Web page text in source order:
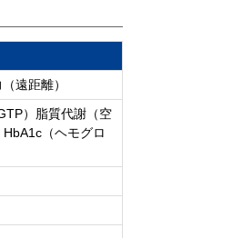
遠距離）
）脂質代謝（空
（ヘモグロ